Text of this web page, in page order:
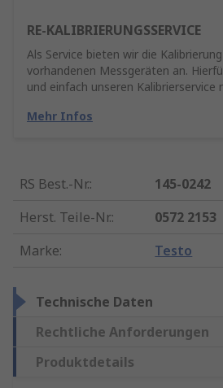
RE-KALIBRIERUNGSSERVICE
Als Service bieten wir die
vorhandenen Messgeräten an.
und einfach unseren Kalibrierservice
Mehr Infos
RS Best.-Nr.:
145-0242
Herst. Teile-Nr.:
0572 2153
Marke: Testo
Technische Daten
Rechtliche Anforderungen
Produktdetails